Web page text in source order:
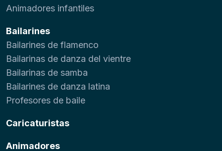
Animadores infantiles
Bailarines
Bailarines de flamenco
Bailarinas de danza del vientre
Bailarinas de samba
Bailarines de danza latina
Profesores de baile
Caricaturistas
Animadores